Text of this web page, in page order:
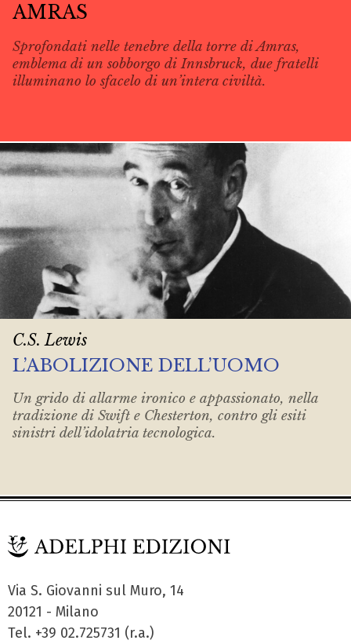
AMRAS
Sprofondati nelle tenebre della torre di Amras,
emblema di un sobborgo di Innsbruck, due fratelli
illuminano lo sfacelo di un’intera civiltà.
C.S. Lewis
L’ABOLIZIONE DELL’UOMO
Un grido di allarme ironico e appassionato, nella
tradizione di Swift e Chesterton, contro gli esiti
sinistri dell’idolatria tecnologica.
Via S. Giovanni sul Muro, 14
20121 - Milano
Tel. +39 02.725731 (r.a.)